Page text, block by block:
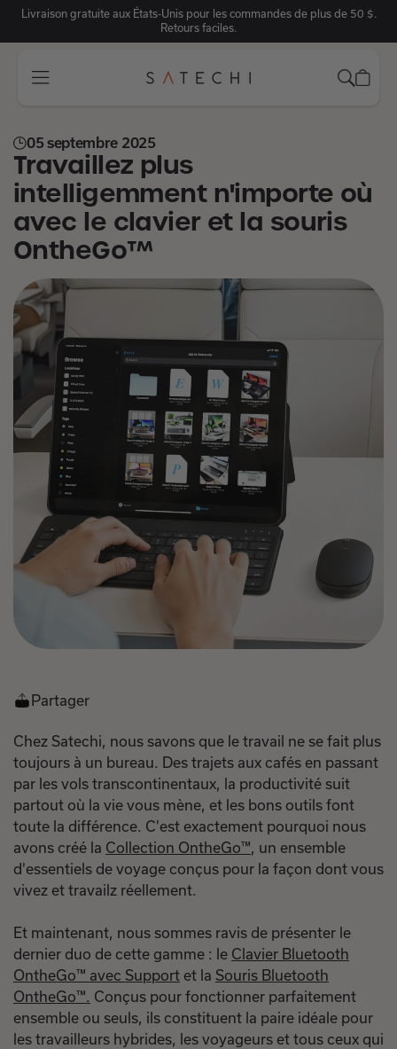
Livraison gratuite aux États-Unis pour les commandes de plus de 50 $.
Retours faciles.
Travaillez plus intelligemment n'importe où avec
le clavier et la sour
05 septembre 2025
Travaillez plus
intelligemment n'importe où
avec le clavier et la souris
OntheGo™
Partager
Chez Satechi, nous savons que le travail ne se fait plus
toujours à un bureau. Des trajets aux cafés en passant
par les vols transcontinentaux, la productivité suit
partout où la vie vous mène, et les bons outils font
toute la différence. C'est exactement pourquoi nous
avons créé la Collection OntheGo™, un ensemble
d'essentiels de voyage conçus pour la façon dont vous
vivez et travailz réellement.
Et maintenant, nous sommes ravis de présenter le
dernier duo de cette gamme : le Clavier Bluetooth
OntheGo™ avec Support et la Souris Bluetooth
OntheGo™. Conçus pour fonctionner parfaitement
ensemble ou seuls, ils constituent la paire idéale pour
les travailleurs hybrides, les voyageurs et tous ceux qui